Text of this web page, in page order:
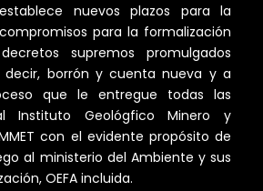
nuevos plazos para la
para la formalización
supremos promulgados
decir, borrón y cuenta nueva y a
que le entregue todas las
Instituto Geológfico Minero y
con el evidente propósito de
al ministerio del Ambiente y sus
OEFA incluida.